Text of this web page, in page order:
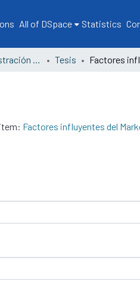
All of DSpace Statistics
Maestría en Administración y Gestión Empresarial Tesis
Factores influyentes del